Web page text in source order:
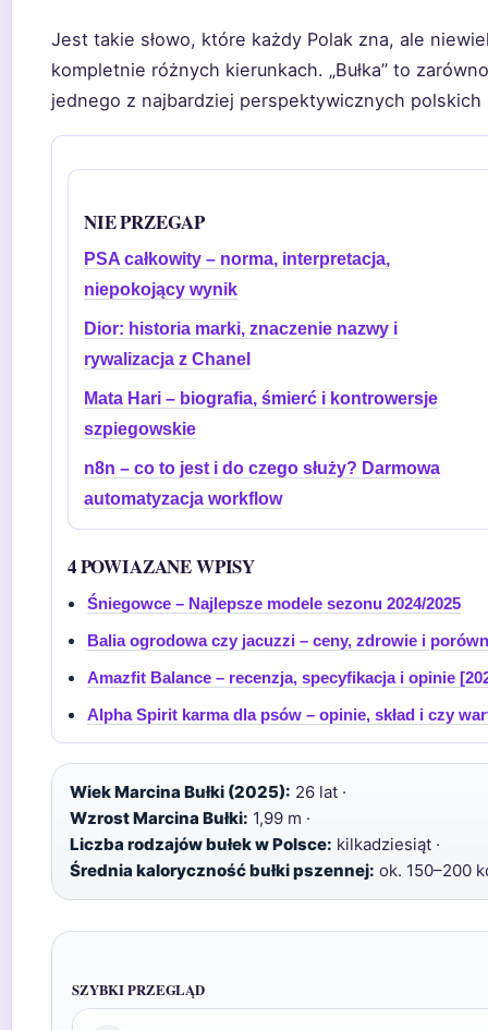
Jest takie słowo, które każdy Polak zna, ale
kompletnie różnych kierunkach. „Bułka” to
jednego z najbardziej perspektywicznych polskich
NIE PRZEGAP
PSA całkowity – norma, interpretacja,
niepokojący wynik
Dior: historia marki, znaczenie nazwy i
rywalizacja z Chanel
Mata Hari – biografia, śmierć i kontrowersje
szpiegowskie
n8n – co to jest i do czego służy? Darmowa
automatyzacja workflow
4 POWIAZANE WPISY
Śniegowce – Najlepsze modele sezonu 2024/2025
Balia ogrodowa czy jacuzzi – ceny, zdrowie i
Amazfit Balance – recenzja, specyfikacja i opinie
Alpha Spirit karma dla psów – opinie, skład i czy
Wiek Marcina Bułki (2025): 26 lat ·
Wzrost Marcina Bułki: 1,99 m ·
Liczba rodzajów bułek w Polsce: kilkadziesiąt ·
Średnia kaloryczność bułki pszennej: ok. 150–200
SZYBKI PRZEGLĄD